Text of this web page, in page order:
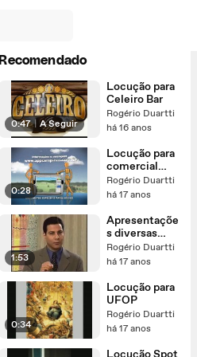
Recomendado
0:47 | A Seguir
Locução para
Celeiro Bar
Rogério Duartti
há 16 anos
0:28
Locução para
comercial
evento APP
Campinas
Rogério Duartti
há 17 anos
1:53
Apresentaçõe
s diversas
Rogério
Duartti
Rogério Duartti
há 17 anos
0:34
Locução para
UFOP
Rogério Duartti
há 17 anos